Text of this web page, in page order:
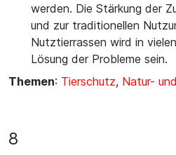
werden. Die Stärkung der
und zur traditionellen
Nutztierrassen wird in
Lösung der Probleme sein.
Themen: Tierschutz, Natur-
8